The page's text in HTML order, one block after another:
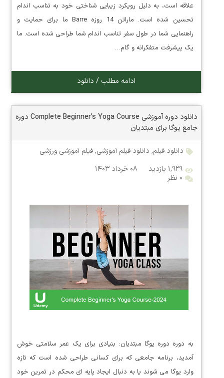
علاقه است، به دلیل رویکرد زیبایی شناختی خود به تناسب اندام
تحسین شده است. ماراتن 14 روزه Barre ما برای حمایت و
راهنمایی شما در طول سفر تناسب اندام شما طراحی شده است. ما
یک پیشرفت متفکرانه و گام…
ادامه مطلب / دانلود
دانلود دوره آموزشی Complete Beginner’s Yoga Course دوره
جامع یوگا برای مبتدیان
دانلود فیلم, دانلود فیلم آموزشی,فیلم آموزشی ورزشی
۱,۹۲۹ بازدید
۰۸ خرداد ۱۴۰۳
۰ نظر
به دوره دوره یوگا مبتدیان: بنیادی برای یک عمر سلامتی خوش
آمدید، برنامه جامعی که برای کسانی طراحی شده است که تازه
وارد یوگا می شوند یا به دنبال ایجاد پایه ای محکم در تمرین خود